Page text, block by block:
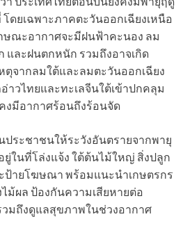
ดยเฉพาะภาคตะวันออกเฉียงเหนือ
ณะอากาศจะมีฝนฟ้าคะนอง ลม
และฝนตกหนัก รวมถึงอาจเกิด
ตุจากลมใต้และลมตะวันออกเฉียง
วไทยและทะเลจีนใต้เข้าปกคลุม
งมีอากาศร้อนถึงร้อนจัด
ประชาชนให้ระวังอันตรายจากพายุ
ยู่ในที่โล่งแจ้ง ใต้ต้นไม้ใหญ่ สิ่งปลูก
ป้ายโฆษณา พร้อมแนะนำเกษตรกร
ม้ผล ป้องกันความเสียหายต่อ
วมถึงดูแลสุขภาพในช่วงอากาศ